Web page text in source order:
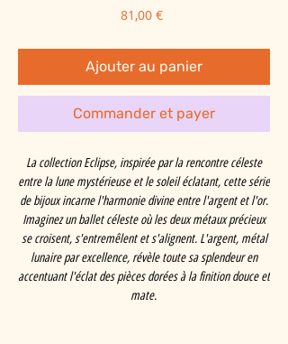
81,00 €Prix
Ajouter au panier
Commander et payer
La collection Eclipse, inspirée par la rencontre céleste
entre la lune mystérieuse et le soleil éclatant, cette série
de bijoux incarne l'harmonie divine entre l'argent et l'or.
Imaginez un ballet céleste où les deux métaux précieux
se croisent, s'entremêlent et s'alignent. L'argent, métal
lunaire par excellence, révèle toute sa splendeur en
accentuant l'éclat des pièces dorées à la finition douce et
mate.